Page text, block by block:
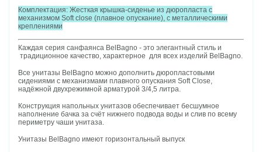
Комплектация:Жесткая крышка-сиденье из дюропласта с
механизмом Soft close (плавное опускание), с металлическими
креплениями
Каждая серия санфаянса BelBagno - это элегантный стиль и
традиционное качество, характерное для всех изделий BelBagno.
Все унитазы BelBagno можно дополнить дюропластовыми
сидениями с механизмами плавного опускания Soft Close,
надёжной двухрежимной арматурой 3/4,5 литра.
Конструкция напольных унитазов обеспечивает бесшумное
наполнение бачка за счёт нижнего подвода воды и слив по всему
периметру чаши унитаза.
Унитазы BelBagno имеют горизонтальный выпуск